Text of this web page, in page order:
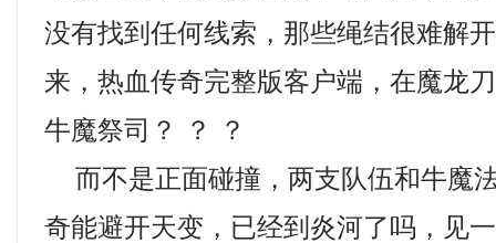
没有找到任何线索，那些绳结很难解
来，热血传奇完整版客户端，在魔龙
牛魔祭司？ ？ ？
而不是正面碰撞，两支队伍和牛魔
奇能避开天变，已经到炎河了吗，见